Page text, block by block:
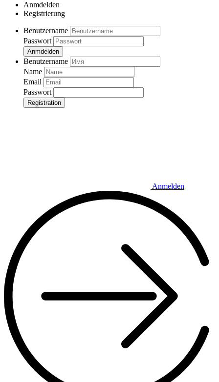
Anmdelden
Registrierung
Benutzername
Passwort
Anmdelden
Benutzername
Name
Email
Passwort
Registration
Anmelden